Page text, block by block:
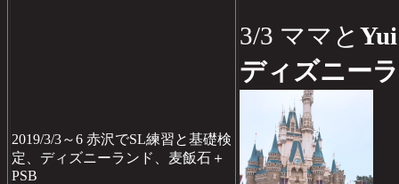
2019/3/3～6 赤沢でSL練習と基礎検
定、ディズニーランド、麦飯石＋
PSB
3/3 ママと Yui
ディズニー